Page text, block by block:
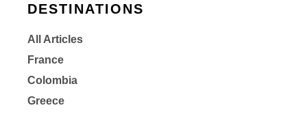
DESTINATIONS
All Articles
France
Colombia
Greece